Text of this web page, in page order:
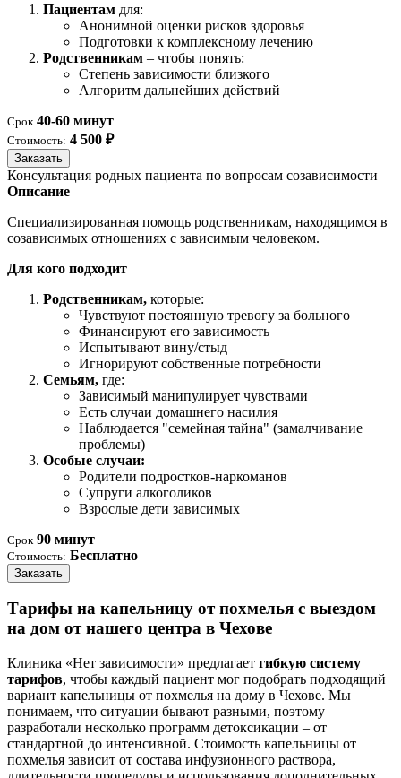
Пациентам для:
Анонимной оценки рисков здоровья
Подготовки к комплексному лечению
Родственникам – чтобы понять:
Степень зависимости близкого
Алгоритм дальнейших действий
Срок 40-60 минут
Стоимость: 4 500 ₽
Заказать
Консультация родных пациента по вопросам созависимости
Описание
Специализированная помощь родственникам, находящимся в
созависимых отношениях с зависимым человеком.
Для кого подходит
Родственникам, которые:
Чувствуют постоянную тревогу за больного
Финансируют его зависимость
Испытывают вину/стыд
Игнорируют собственные потребности
Семьям, где:
Зависимый манипулирует чувствами
Есть случаи домашнего насилия
Наблюдается "семейная тайна" (замалчивание
проблемы)
Особые случаи:
Родители подростков-наркоманов
Супруги алкоголиков
Взрослые дети зависимых
Срок 90 минут
Стоимость: Бесплатно
Заказать
Тарифы на капельницу от похмелья с выездом
на дом от нашего центра в Чехове
Клиника «Нет зависимости» предлагает гибкую систему
тарифов, чтобы каждый пациент мог подобрать подходящий
вариант капельницы от похмелья на дому в Чехове. Мы
понимаем, что ситуации бывают разными, поэтому
разработали несколько программ детоксикации – от
стандартной до интенсивной. Стоимость капельницы от
похмелья зависит от состава инфузионного раствора,